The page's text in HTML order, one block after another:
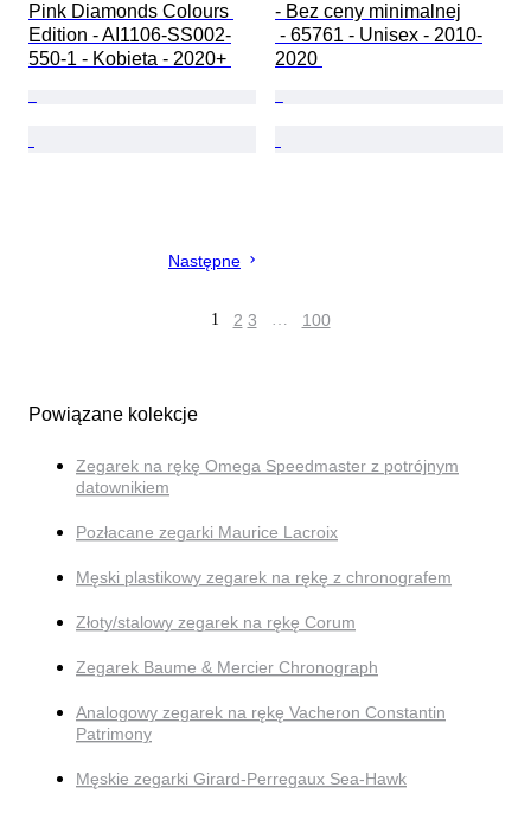
Pink Diamonds Colours
Edition - AI1106-SS002-
550-1 - Kobieta - 2020+
- Bez ceny minimalnej
2020
Następne
1 2 3 … 100
Powiązane kolekcje
Zegarek na rękę Omega Speedmaster z potrójnym
datownikiem
Pozłacane zegarki Maurice Lacroix
Męski plastikowy zegarek na rękę z chronografem
Złoty/stalowy zegarek na rękę Corum
Zegarek Baume & Mercier Chronograph
Analogowy zegarek na rękę Vacheron Constantin
Patrimony
Męskie zegarki Girard-Perregaux Sea-Hawk